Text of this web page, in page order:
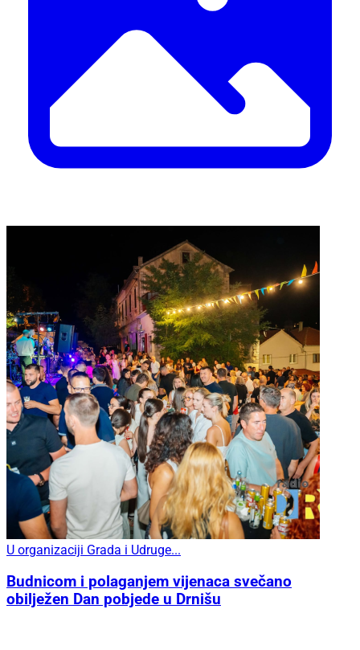
U organizaciji Grada i Udruge...
Budnicom i polaganjem vijenaca svečano
obilježen Dan pobjede u Drnišu